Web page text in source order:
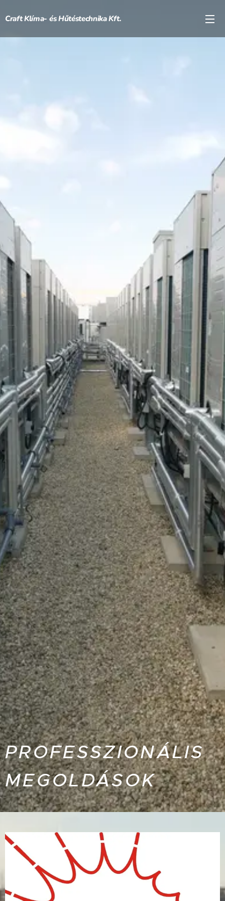
CraftKlíma- ésHűtéstechnikaKft.
PROFESSZIONÁLIS
MEGOLDÁSOK